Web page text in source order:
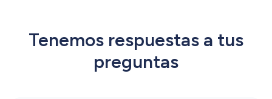
Tenemos respuestas a tus
preguntas